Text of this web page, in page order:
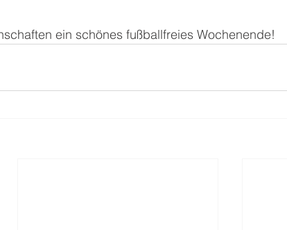
ein schönes fußballfreies Wochenende!